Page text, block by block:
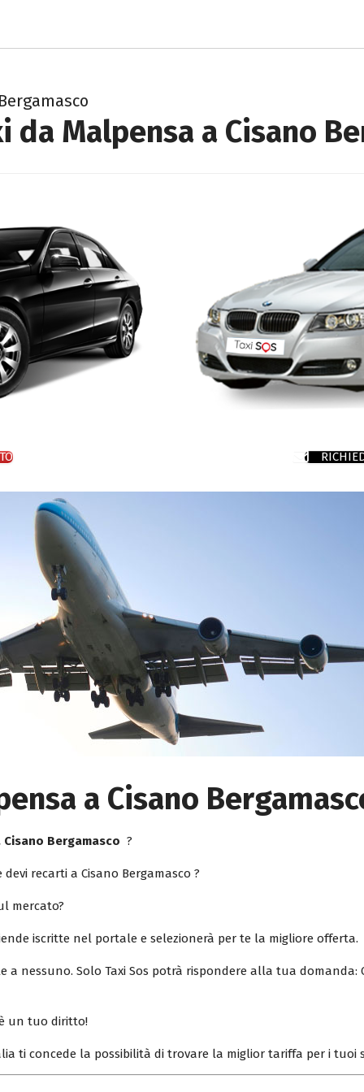
da Malpensa a Cisano
a Cisano
Bergamasco ?
devi recarti a Cisano Bergamasco ?
mercato?
iscritte nel portale e selezionerà per te la migliore offerta.
a nessuno. Solo Taxi Sos potrà rispondere alla tua domanda:
un tuo diritto!
ti concede la possibilità di trovare la miglior tariffa per i tuoi